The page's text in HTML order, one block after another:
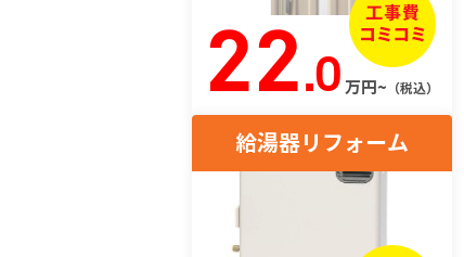
22.0 万円~ （税込）
給湯器リフォーム